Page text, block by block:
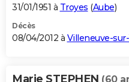
31/01/1951 à Troyes (Aube)
Décès
08/04/2012 à Villeneuve-
Marie STEPHEN (60